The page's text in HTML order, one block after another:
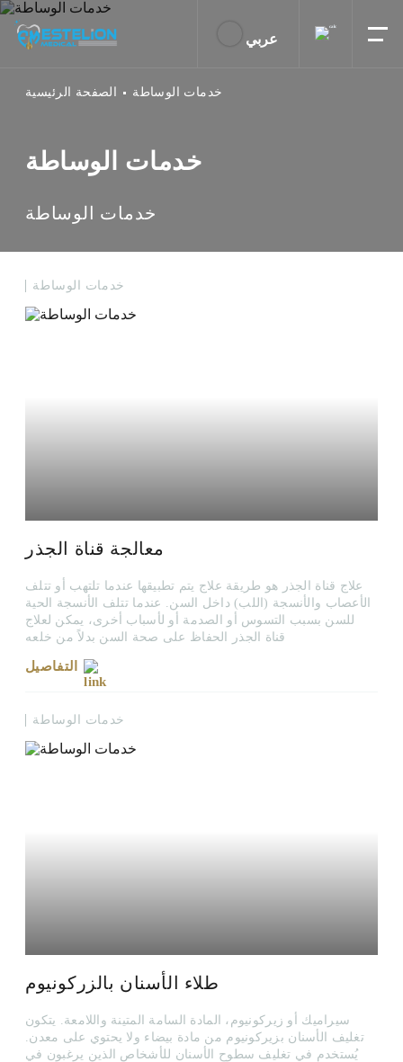
عربي
الصفحة الرئيسية خدمات الوساطة
خدمات الوساطة
خدمات الوساطة
خدمات الوساطة
معالجة قناة الجذر
علاج قناة الجذر هو طريقة علاج يتم تطبيقها عندما تلتهب أو تتلف
الأعصاب والأنسجة (اللب) داخل السن. عندما تتلف الأنسجة الحية
للسن بسبب التسوس أو الصدمة أو لأسباب أخرى، يمكن لعلاج
قناة الجذر الحفاظ على صحة السن بدلاً من خلعه
التفاصيل
خدمات الوساطة
طلاء الأسنان بالزركونيوم
سيراميك أو زيركونيوم، المادة السامة المتينة واللامعة. يتكون
تغليف الأسنان بزيركونيوم من مادة بيضاء ولا يحتوي على معدن.
يُستخدم في تغليف سطوح الأسنان للأشخاص الذين يرغبون في